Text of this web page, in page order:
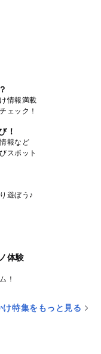
情報満載
ェック！
！
報など
スポット
遊ぼう♪
体験
！
け特集をもっと見る